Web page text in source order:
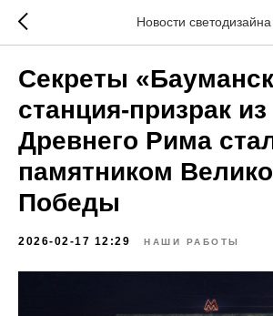
Новости светодизайна
Секреты
станция-призрак из
Древнего Рима
памятником
Победы
2026-02-17 12:29 НАШИ РАБОТЫ